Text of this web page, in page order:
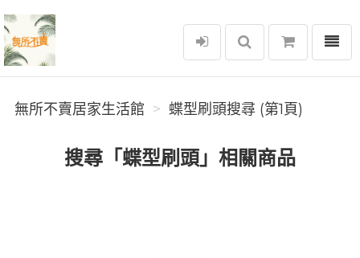
無所不賣居家生活館
選單
無所不賣居家生活館 蝶型刷頭搜尋 (第1頁)
搜尋「蝶型刷頭」相關商品